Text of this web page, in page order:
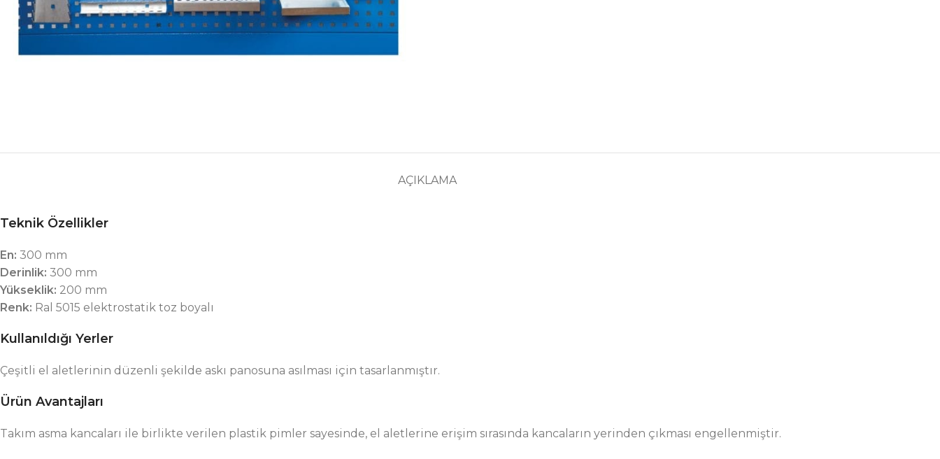
AÇIKLAMA
Teknik Özellikler
En: 300 mm
Derinlik: 300 mm
Yükseklik: 200 mm
Renk: Ral 5015 elektrostatik toz boyalı
Kullanıldığı Yerler
Çeşitli el aletlerinin düzenli şekilde askı panosuna asılması için tasarlanmıştır.
Ürün Avantajları
Takım asma kancaları ile birlikte verilen plastik pimler sayesinde, el aletlerine erişim sırasında kancaların yerinden çıkması engellenmiştir.